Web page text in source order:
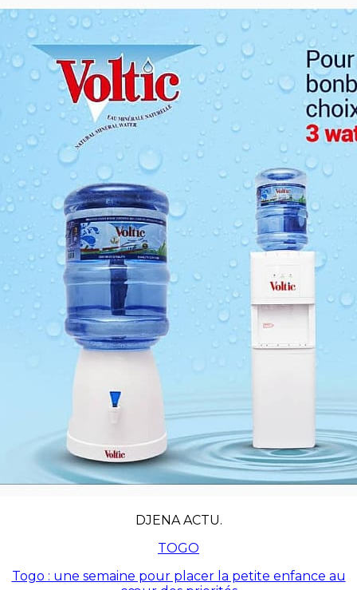
DJENA ACTU.
TOGO
Togo : une semaine pour placer la petite enfance au